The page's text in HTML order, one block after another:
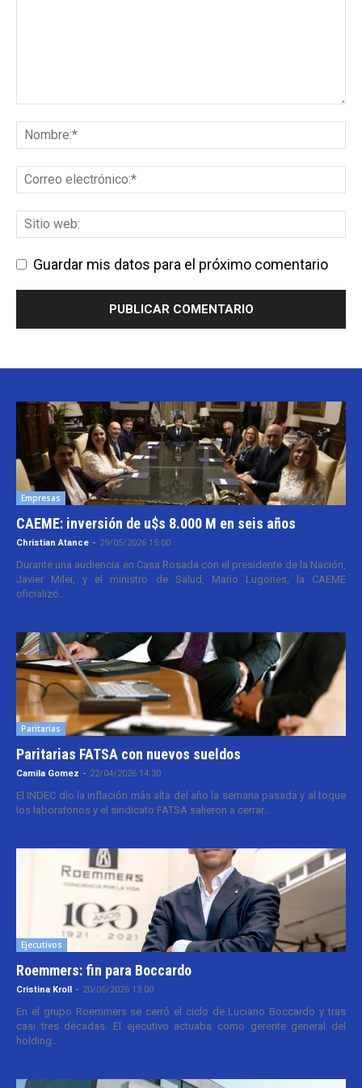
Guardar mis datos para el próximo comentario
Empresas
CAEME: inversión de u$s 8.000 M en seis años
Christian Atance - 29/05/2026 15:00
Durante una audiencia en Casa Rosada con el presidente de la Nación,
Javier Milei, y el ministro de Salud, Mario Lugones, la CAEME
oficializó...
Paritarias
Paritarias FATSA con nuevos sueldos
Camila Gomez - 22/04/2026 14:30
El INDEC dio la inflación más alta del año la semana pasada y al toque
los laboratorios y el sindicato FATSA salieron a cerrar...
Ejecutivos
Roemmers: fin para Boccardo
Cristina Kroll - 20/05/2026 13:00
En el grupo Roemmers se cerró el ciclo de Luciano Boccardo y tras
casi tres décadas. El ejecutivo actuaba como gerente general del
holding...